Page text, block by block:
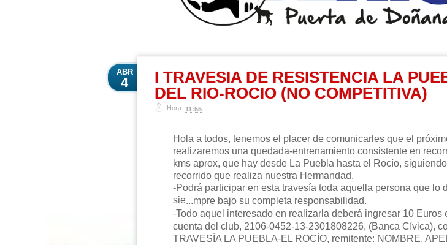
I TRAVESIA DE RESISTENCIA LA
DEL RIO-ROCIO (NO COMPETITIVA)
ABR
4
Hora: 11:55
Hola a todos, tenemos el placer de comunicarles que el
realizaremos una quedada-entrenamiento consistente en
kms aprox, que hay desde La Puebla hasta el Rocío,
recorrido que realiza nuestra Hermandad.
-Podrá participar en esta travesía toda aquella persona que lo
sie...mpre bajo su completa responsabilidad.
-Todo aquel interesado en realizarla deberá ingresar 10 Euros
cuenta del club, 2106-0452-13-2301808226, (Banca Cívica),
TRAVESÍA LA PUEBLA-EL ROCÍO, remitente: NOMBRE,